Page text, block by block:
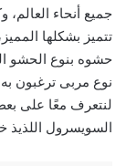
جميع أنحاء
تتميز بشكلها
حشوه بنوع الحشو
نوع مربى ترغبون
لنتعرف معًا على
السويسرول